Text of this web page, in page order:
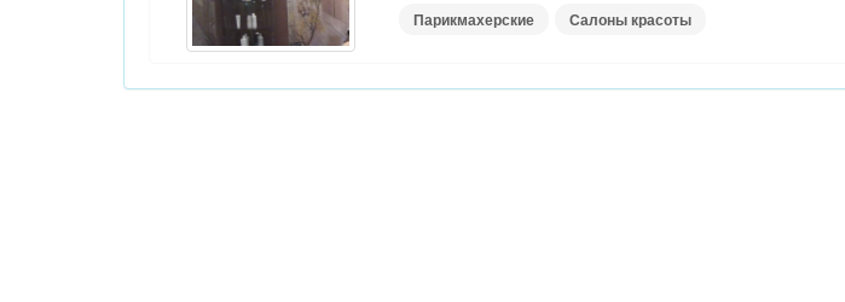
Парикмахерские Салоны красоты